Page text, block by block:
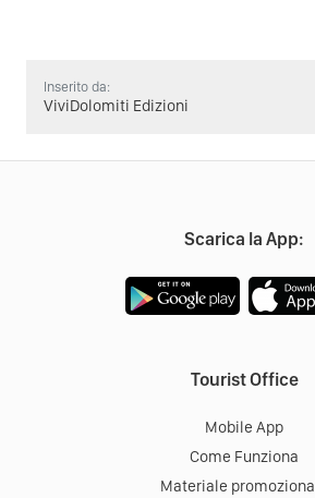
Inserito da:
ViviDolomiti Edizioni
Scarica la App:
Tourist Office
Mobile App
Come Funziona
Materiale